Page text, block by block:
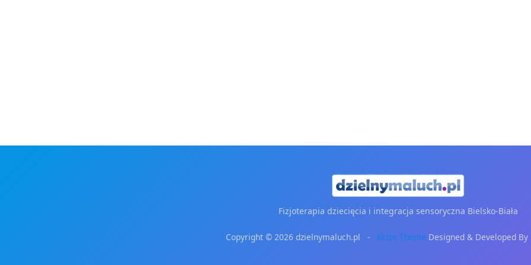
Fizjoterapia dziecięcia i integracja sensoryczna Bielsko-Biała
Copyright © 2026 dzielnymaluch.pl - Krste Theme Designed & Developed By